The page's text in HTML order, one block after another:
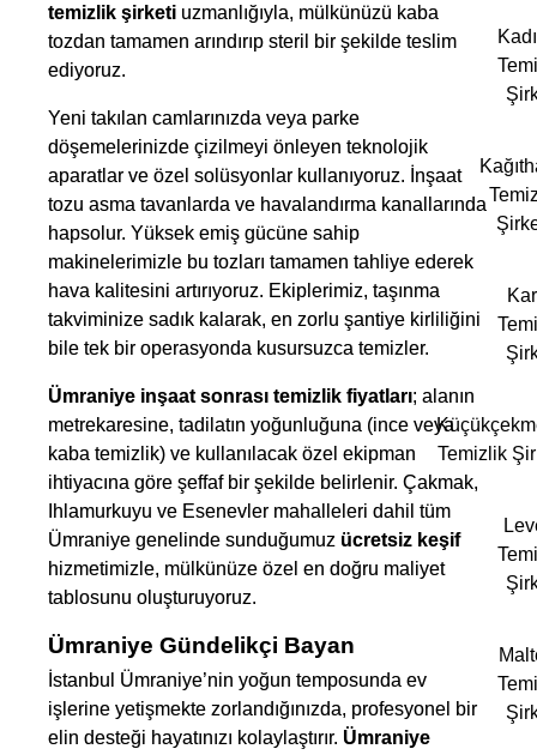
temizlik şirketi uzmanlığıyla, mülkünüzü kaba
tozdan tamamen arındırıp steril bir şekilde teslim
ediyoruz.
Yeni takılan camlarınızda veya parke
döşemelerinizde çizilmeyi önleyen teknolojik
aparatlar ve özel solüsyonlar kullanıyoruz. İnşaat
tozu asma tavanlarda ve havalandırma kanallarında
hapsolur. Yüksek emiş gücüne sahip
makinelerimizle bu tozları tamamen tahliye ederek
hava kalitesini artırıyoruz. Ekiplerimiz, taşınma
takviminize sadık kalarak, en zorlu şantiye kirliliğini
bile tek bir operasyonda kusursuzca temizler.
Ümraniye inşaat sonrası temizlik fiyatları; alanın
metrekaresine, tadilatın yoğunluğuna (ince veya
kaba temizlik) ve kullanılacak özel ekipman
ihtiyacına göre şeffaf bir şekilde belirlenir. Çakmak,
Ihlamurkuyu ve Esenevler mahalleleri dahil tüm
Ümraniye genelinde sunduğumuz ücretsiz keşif
hizmetimizle, mülkünüze özel en doğru maliyet
tablosunu oluşturuyoruz.
Ümraniye Gündelikçi Bayan
İstanbul Ümraniye’nin yoğun temposunda ev
işlerine yetişmekte zorlandığınızda, profesyonel bir
elin desteği hayatınızı kolaylaştırır. Ümraniye
Temizlik